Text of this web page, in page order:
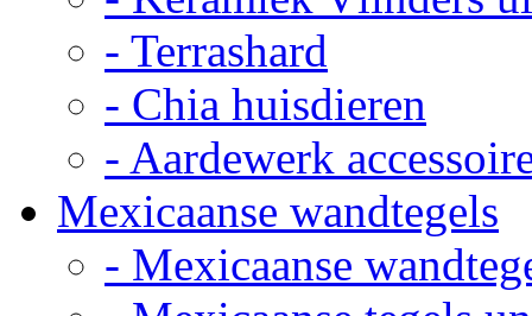
- Terrashard
- Chia huisdieren
- Aardewerk
Mexicaanse wandtegels
- Mexicaanse